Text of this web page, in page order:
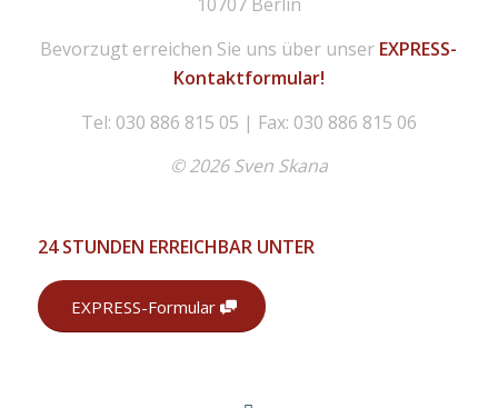
10707 Berlin
Bevorzugt erreichen Sie uns über unser EXPRESS-
Kontaktformular!
Tel: 030 886 815 05 | Fax: 030 886 815 06
© 2026 Sven Skana
24 STUNDEN ERREICHBAR UNTER
EXPRESS-Formular